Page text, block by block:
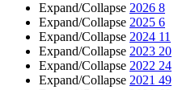
Expand/Collapse 2026 8
Expand/Collapse 2025 6
Expand/Collapse 2024 11
Expand/Collapse 2023 20
Expand/Collapse 2022 24
Expand/Collapse 2021 49